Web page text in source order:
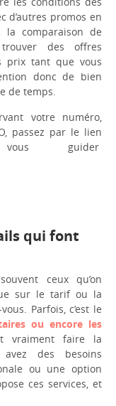
d’autres promos en
la comparaison de
des offres
prix tant que vous
donc de bien
de temps.
votre numéro,
passez par le lien
guider
qui font
ceux qu’on
sur le tarif ou la
Parfois, c’est le
ou encore les
vraiment faire la
des besoins
ou une option
ces services, et